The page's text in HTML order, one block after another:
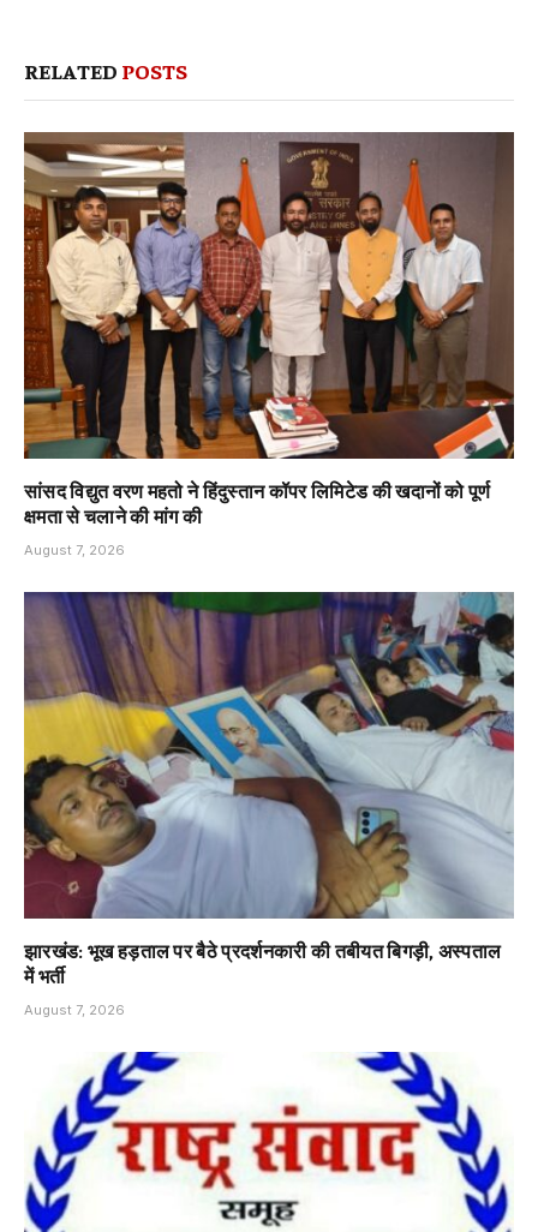
RELATED POSTS
सांसद विद्युत वरण महतो ने हिंदुस्तान कॉपर लिमिटेड की खदानों को पूर्ण
क्षमता से चलाने की मांग की
August 7, 2026
झारखंड: भूख हड़ताल पर बैठे प्रदर्शनकारी की तबीयत बिगड़ी, अस्पताल
में भर्ती
August 7, 2026